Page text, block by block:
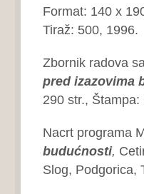
Format: 140 x
Tiraž: 500, 1996.
Zbornik radova
pred izazovima
290 str.,
Nacrt programa
budućnosti,
Slog, Podgorica,